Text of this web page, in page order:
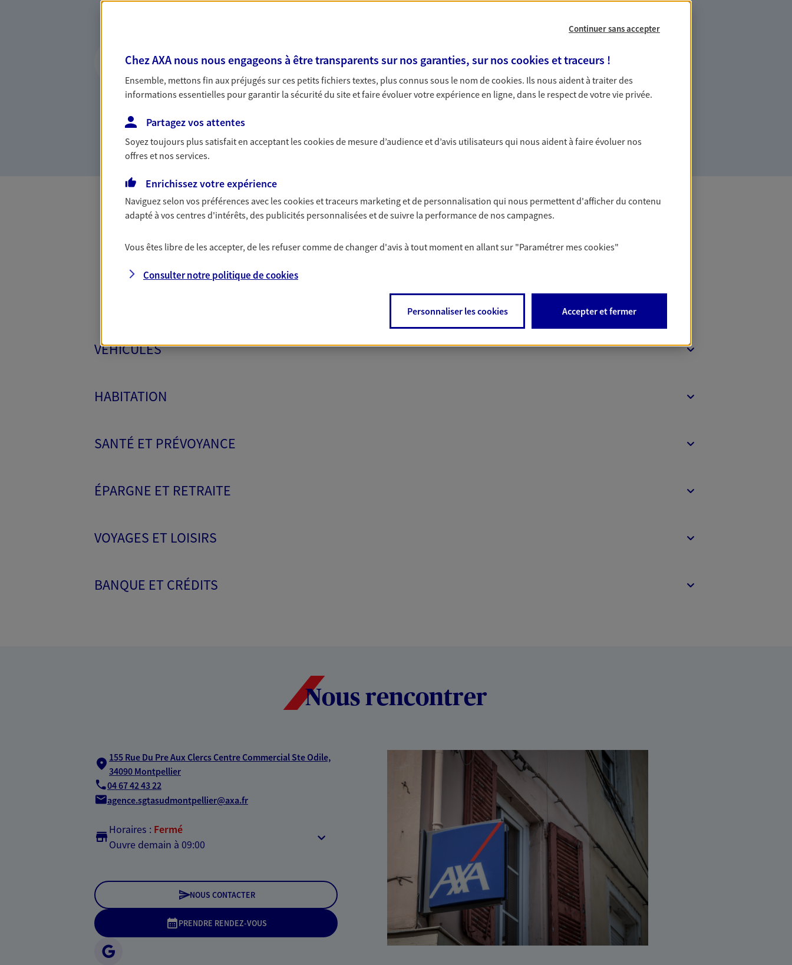
confiance
Vous accompagner dans vos projets de vie tout au long de
votre vie, c'est ainsi que nous concevons notre métier : dans
la confiance et la proximité. C'est en apprenant à vous
connaître que nous proposons de meilleures solutions.
entreprises
Comme vous, nous sommes des indépendants. Nous
bâtissons ensemble des solutions cohérentes pour protéger
Toutes nos offres Assurance & Banque
PRO & ENTREPRISES
VÉHICULES
HABITATION
SANTÉ ET PRÉVOYANCE
ÉPARGNE ET RETRAITE
VOYAGES ET LOISIRS
BANQUE ET CRÉDITS
Nous rencontrer
155 Rue Du Pre Aux Clercs Centre Commercial Ste Odile,
34090 Montpellier
04 67 42 43 22
agence.sgtasudmontpellier@axa.fr
Horaires : Fermé
Ouvre demain à 09:00
NOUS CONTACTER
PRENDRE RENDEZ-VOUS
Continuer sans accepter
Chez AXA nous nous engageons à être transparents sur nos garanties, sur nos cookies et traceurs !
Ensemble, mettons fin aux préjugés sur ces petits fichiers textes, plus connus sous le nom decookies. Ils nous aident à traiter des
informations essentielles pour garantir la sécurité du site et faire évoluer votre expérience en ligne, dans le respect de votre vie privée.
Partagez vos attentes
Soyez toujours plus satisfait en acceptant lescookiesde mesure d’audience et d’avis utilisateurs qui nous aident à faire évoluer nos
offres et nos services.
Enrichissez votre expérience
Naviguez selon vos préférences avec lescookies et traceurs marketing et de personnalisation qui nous permettent d'afficher du contenu
adapté à vos centres d'intérêts, des publicités personnalisées et de suivre la performance de nos campagnes.
Vous êtes libre de les accepter, de les refuser comme de changer d'avis à tout moment en allant sur "Paramétrer mescookies"
Consulter notre politique decookies
Personnaliser les cookies Accepter et fermer